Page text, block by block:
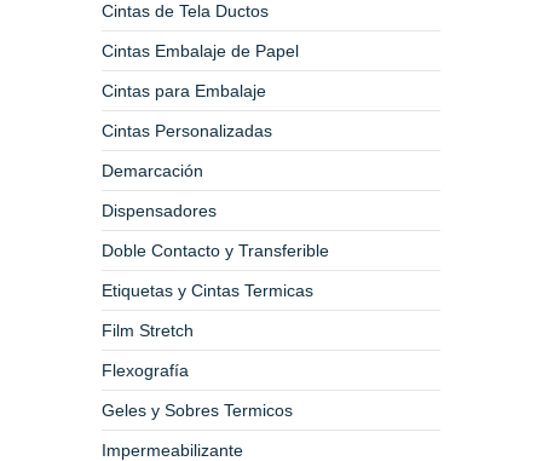
Cintas de Tela Ductos
Cintas Embalaje de Papel
Cintas para Embalaje
Cintas Personalizadas
Demarcación
Dispensadores
Doble Contacto y Transferible
Etiquetas y Cintas Termicas
Film Stretch
Flexografía
Geles y Sobres Termicos
Impermeabilizante